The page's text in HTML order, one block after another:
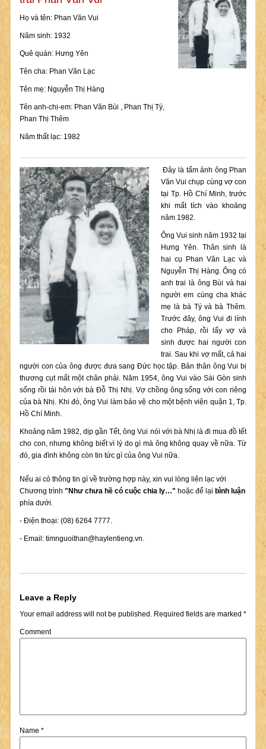
Họ và tên: Phan Văn Vui
Năm sinh: 1932
Quê quán: Hưng Yên
Tên cha: Phan Văn Lạc
Tên mẹ: Nguyễn Thị Hàng
Tên anh-chị-em: Phan Văn Bùi , Phan Thị Tý,
Phan Thị Thêm
Năm thất lạc: 1982
Đây là tấm ảnh ông Phan
Văn Vui chụp cùng vợ con
tại Tp. Hồ Chí Minh, trước
khi mất tích vào khoảng
năm 1982.
Ông Vui sinh năm 1932 tại
Hưng Yên. Thân sinh là
hai cụ Phan Văn Lạc và
Nguyễn Thị Hàng. Ông có
anh trai là ông Bùi và hai
người em cùng cha khác
mẹ là bà Tý và bà Thêm.
Trước đây, ông Vui đi lính
cho Pháp, rồi lấy vợ và
sinh được hai người con
trai. Sau khi vợ mất, cả hai
người con của ông được đưa sang Đức học tập. Bản thân ông Vui bị
thương cụt mất một chân phải. Năm 1954, ông Vui vào Sài Gòn sinh
sống rồi tái hôn với bà Đỗ Thị Nhị. Vợ chồng ông sống với con riêng
của bà Nhị. Khi đó, ông Vui làm bảo vệ cho một bệnh viện quận 1, Tp.
Hồ Chí Minh.
Khoảng năm 1982, dịp gần Tết, ông Vui nói với bà Nhị là đi mua đồ tết
cho con, nhưng không biết vì lý do gì mà ông không quay về nữa. Từ
đó, gia đình không còn tin tức gì của ông Vui nữa.
Nếu ai có thông tin gì về trường hợp này, xin vui lòng liên lạc với
Chương trình "Như chưa hề có cuộc chia ly…" hoặc để lại bình luận
phía dưới.
- Điện thoại: (08) 6264 7777.
- Email: timnguoithan@haylentieng.vn.
Leave a Reply
Your email address will not be published.Required fields are marked *
Comment
Name *